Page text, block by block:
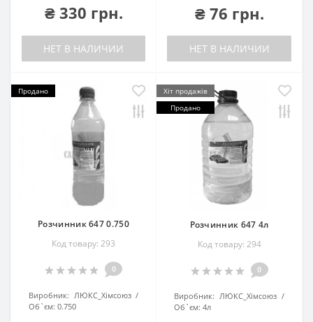
₴ 330 грн.
НЕТ В НАЛИЧИИ
₴ 76 грн.
НЕТ В НАЛИЧИИ
Продано
Розчинник 647 0.750
Код товару: 293
0
Виробник: ЛЮКС_Хімсоюз
Об`єм: 0.750
Хіт продажів
Продано
Розчинник 647 4л
Код товару: 294
0
Виробник: ЛЮКС_Хімсоюз
Об`єм: 4л